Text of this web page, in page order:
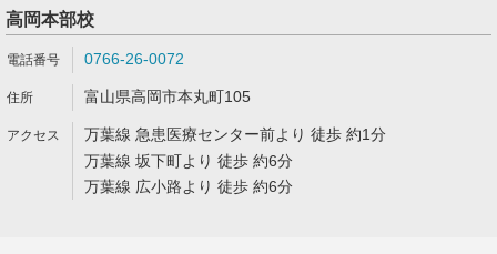
高岡本部校
0766-26-0072
富山県高岡市本丸町105
万葉線 急患医療センター前より 徒歩 約1分
万葉線 坂下町より 徒歩 約6分
万葉線 広小路より 徒歩 約6分